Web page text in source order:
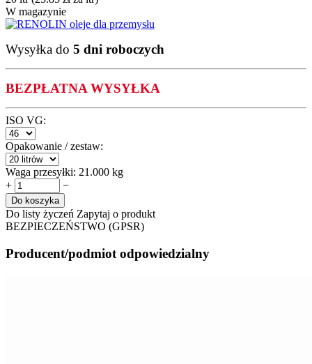
W magazynie
Wysyłka do 5 dni roboczych
BEZPŁATNA WYSYŁKA
ISO VG:
Opakowanie / zestaw:
Waga przesyłki: 21.000 kg
+
−
Do koszyka
Do listy życzeń Zapytaj o produkt
BEZPIECZEŃSTWO (GPSR)
Producent/podmiot odpowiedzialny